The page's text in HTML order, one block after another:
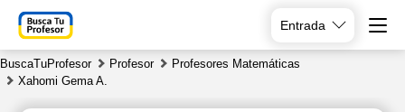
Entrada
BuscaTuProfesor Profesor
Profesores Matemáticas
Xahomi Gema A.